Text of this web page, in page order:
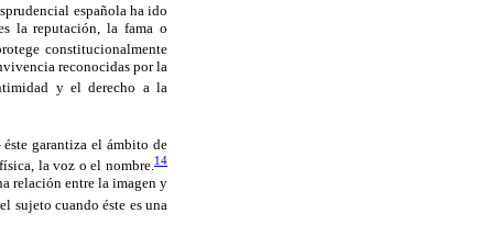
española ha ido
la reputación, la fama o
constitucionalmente
reconocidas por la
y el derecho a la
éste garantiza el ámbito de
la voz o el nombre.14
relación entre la imagen y
sujeto cuando éste es una